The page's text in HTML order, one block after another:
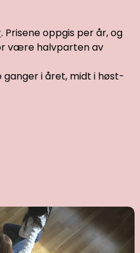
. Prisene oppgis per år, og
være halvparten av
i året, midt i høst-